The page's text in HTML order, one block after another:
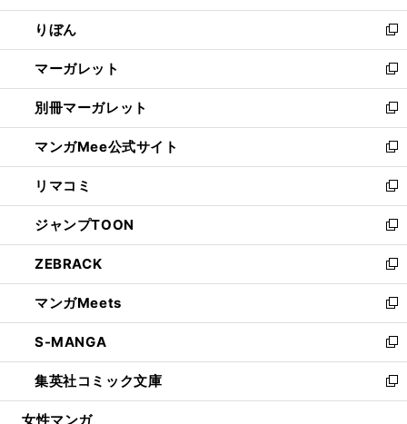
開
く
ウ
で
開
く
ン
ド
ウ
で
開
く
ウ
ィ
ン
ド
ウ
で
開
く
りぼん
新
し
い
ウ
ィ
ン
ド
ウ
で
開
く
マーガレット
新
し
い
ウ
ィ
ン
ド
ウ
で
開
く
別冊マーガレット
新
し
い
ウ
ィ
ン
ド
ウ
で
開
く
マンガMee公式サイト
新
し
い
ウ
ィ
ン
ド
ウ
で
開
く
リマコミ
新
し
い
ウ
ィ
ン
ド
ウ
で
開
く
ジャンプTOON
新
し
い
ウ
ィ
ン
ド
ウ
で
開
ZEBRACK
新
し
い
ウ
ィ
ン
ド
ウ
マンガMeets
新
し
い
ウ
ィ
ン
S-MANGA
新
し
い
ウ
集英社コミック文庫
新
し
女性マンガ